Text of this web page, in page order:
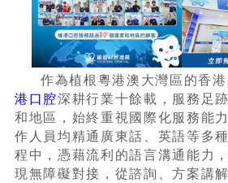
作為植根粵港澳大灣區的香
港口腔深耕行業十餘載，服務足
和地區，始終重視國際化服務能
作人員均精通廣東話、英語等多
程中，憑藉流利的語言溝通能力
現無障礙對接，從諮詢、方案講